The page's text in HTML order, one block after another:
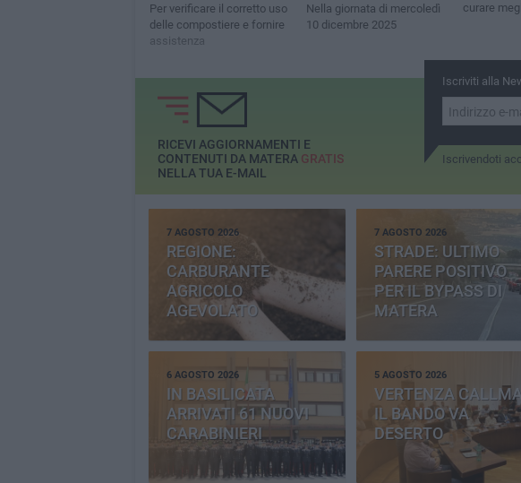
Per verificare il corretto uso
delle compostiere e fornire
assistenza
Nella giornata di mercoledì
10 dicembre 2025
curare
Iscriviti alla
Iscrivendoti
RICEVI AGGIORNAMENTI E
CONTENUTI DA MATERA GRATIS
NELLA TUA E-MAIL
7 AGOSTO 2026
REGIONE:
CARBURANTE
AGRICOLO
AGEVOLATO
7 AGOSTO 2026
STRADE: ULTIMO
PARERE POSITIVO
PER IL BYPASS DI
MATERA
6 AGOSTO 2026
IN BASILICATA
ARRIVATI 61 NUOVI
CARABINIERI
5 AGOSTO 2026
VERTENZA
IL BANDO VA
DESERTO